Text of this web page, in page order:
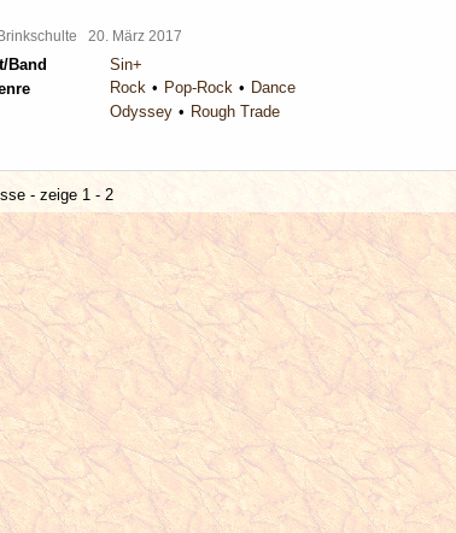
20. März 2017
Band
Sin+
Rock Pop-Rock
Dance
Odyssey Rough Trade
- zeige 1 - 2